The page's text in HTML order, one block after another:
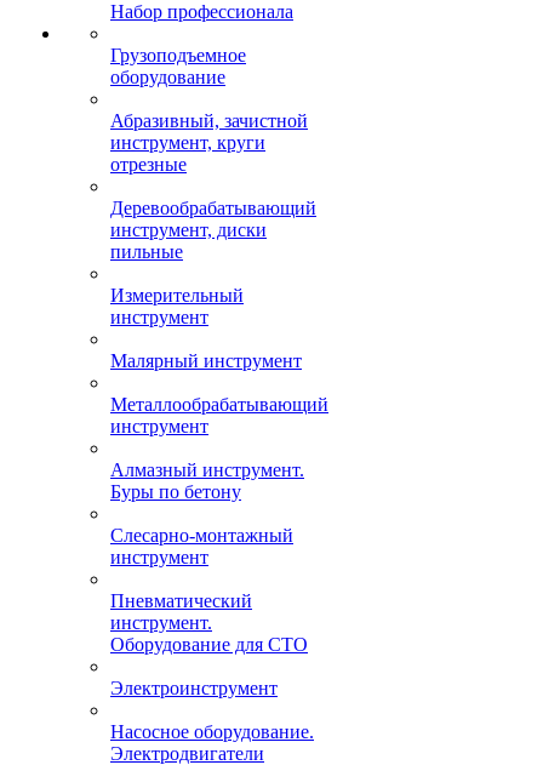
Набор профессионала
Грузоподъемное
оборудование
Абразивный, зачистной
инструмент, круги
отрезные
Деревообрабатывающий
инструмент, диски
пильные
Измерительный
инструмент
Малярный инструмент
Металлообрабатывающий
инструмент
Алмазный инструмент.
Буры по бетону
Слесарно-монтажный
инструмент
Пневматический
инструмент.
Оборудование для СТО
Электроинструмент
Насосное оборудование.
Электродвигатели